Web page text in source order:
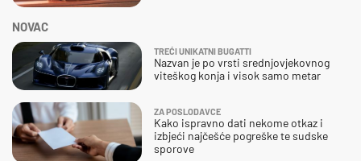
NOVAC
TREĆI UNIKATNI BUGATTI
Nazvan je po vrsti srednjovjekovnog
viteškog konja i visok samo metar
ZA POSLODAVCE
Kako ispravno dati nekome otkaz i
izbjeći najčešće pogreške te sudske
sporove